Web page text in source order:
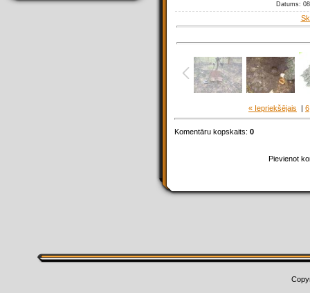
Datums:
« Iepriekšējais | 6
Komentāru kopskaits: 0
Pievienot